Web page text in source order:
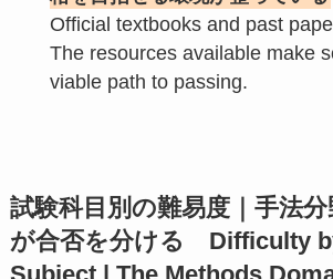
Official textbooks and past
The resources available make
viable path to passing.
試験科目別の難易度｜手法
が合否を分ける Difficulty